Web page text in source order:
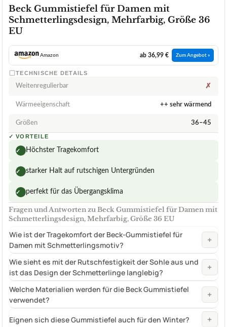
Beck Gummistiefel für Damen mit
Schmetterlingsdesign, Mehrfarbig, Größe 36
EU
Amazon ab 36,99 € Zum Angebot »
TECHNISCHE DETAILS
Weitenregulierbar ✗
Wärmeeigenschaft ++ sehr wärmend
Größen 36–45
✓ VORTEILE
✓ Höchster Tragekomfort
✓ starker Halt auf rutschigen Untergründen
✓ perfekt für das Übergangsklima
Fragen und Antworten zu Beck Gummistiefel für Damen mit
Schmetterlingsdesign, Mehrfarbig, Größe 36 EU
Wie ist der Tragekomfort der Beck-Gummistiefel für
Damen mit Schmetterlingsmotiv?
+
Wie sieht es mit der Rutschfestigkeit der Sohle aus und
ist das Design der Schmetterlinge langlebig?
+
Welche Materialien werden für die Beck Gummistiefel
verwendet?
+
Eignen sich diese Gummistiefel auch für den Winter? +